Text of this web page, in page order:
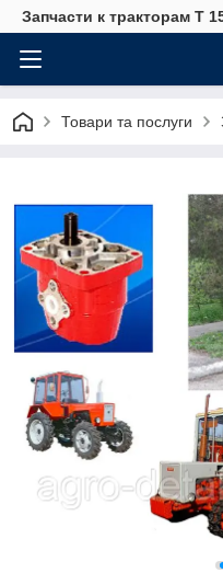
Запчасти к тракторам Т
Товари та послуги